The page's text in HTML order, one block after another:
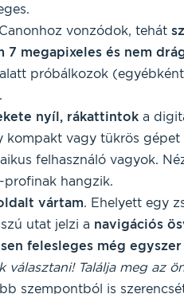
vonzódok, tehát
7 megapixeles és nem
próbálkozok
nyíl, rákattintoka
kompakt vagy tükrös gépet
felhasználó vagyok.
hangzik.
vártam. Ehelyett egy
utat jelzi a navigációs
felesleges még
választani! Találja meg az
szempontból is